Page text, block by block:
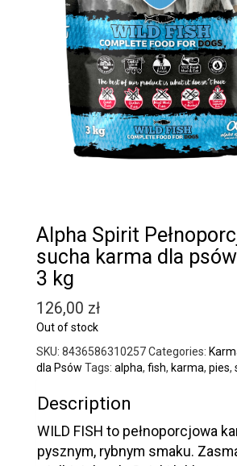
Alpha Spirit
sucha karma dla
3 kg
126,00 zł
Out of stock
SKU: 8436586310257Categories:
dla Psów Tags: alpha, fish, karma, pies,
Description
WILD FISH to pełnoporcjowa
pysznym, rybnym smaku.